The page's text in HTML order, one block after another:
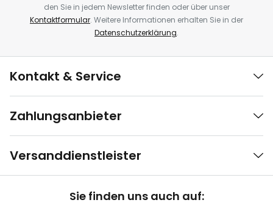
den Sie in jedem Newsletter finden oder über unser
Kontaktformular. Weitere Informationen erhalten Sie in der
Datenschutzerklärung.
Kontakt & Service
Zahlungsanbieter
Versanddienstleister
Sie finden uns auch auf: